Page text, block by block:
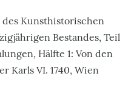
Kunsthistorischen
Bestandes, Teil
Hälfte 1: Von den
Karls VI. 1740, Wien